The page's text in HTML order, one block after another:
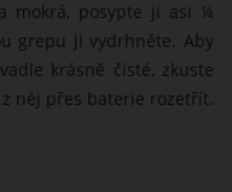
mokrá, posypte ji asi ¼
grepu ji vydrhněte. Aby
krásně čisté, zkuste
něj přes baterie rozetřít.